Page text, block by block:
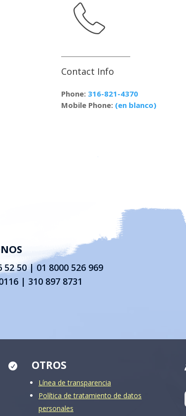
Contact Info
Phone: 316-821-4370
Mobile Phone: (en blanco)
52 50| 01 8000 526 969
| 310 897 8731
 OTROS
Línea de transparencia
Política de tratamiento de datos
personales